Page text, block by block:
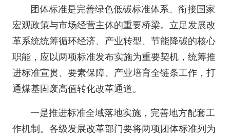
团体标准是完善绿色低碳标准体系、衔接国家
宏观政策与市场经营主体的重要桥梁。立足发展改
革系统统筹循环经济、产业转型、节能降碳的核心
职能，应以两项标准发布实施为重要契机，统筹推
进标准宣贯、要素保障、产业培育全链条工作，打
通煤基固废高值转化改革通道。
一是推进标准全域落地实施，完善地方配套工
作机制。各级发展改革部门要将两项团体标准列为